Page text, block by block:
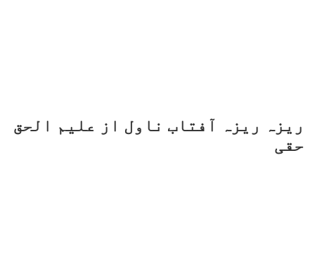
ریزہ ریزہ آفتاب ناول از علیم الحق
حقی